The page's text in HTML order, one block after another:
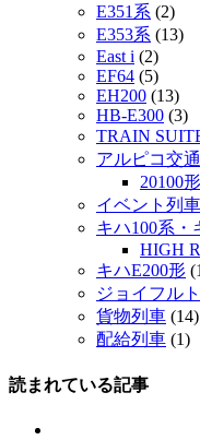
E351系 (2)
E353系 (13)
East i (2)
EF64 (5)
EH200 (13)
HB-E300 (3)
TRAIN
アルピコ交通
20100形
イベント列車
キハ100系・
HIGH
キハE200形
ジョイフル
貨物列車 (14)
配給列車 (1)
読まれている記事